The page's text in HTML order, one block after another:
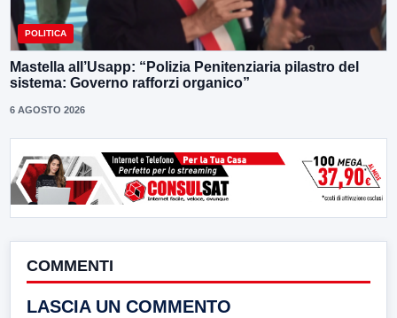
POLITICA
Mastella all’Usapp: “Polizia Penitenziaria pilastro del
sistema: Governo rafforzi organico”
6 AGOSTO 2026
COMMENTI
LASCIA UN COMMENTO